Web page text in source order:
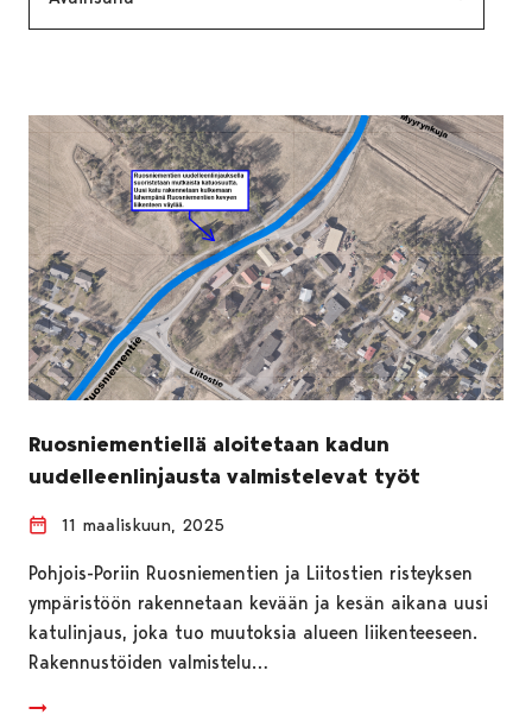
Ruosniementiellä aloitetaan kadun
uudelleenlinjausta valmistelevat työt
11 maaliskuun, 2025
Pohjois-Poriin Ruosniementien ja Liitostien risteyksen
ympäristöön rakennetaan kevään ja kesän aikana uusi
katulinjaus, joka tuo muutoksia alueen liikenteeseen.
Rakennustöiden valmistelu…